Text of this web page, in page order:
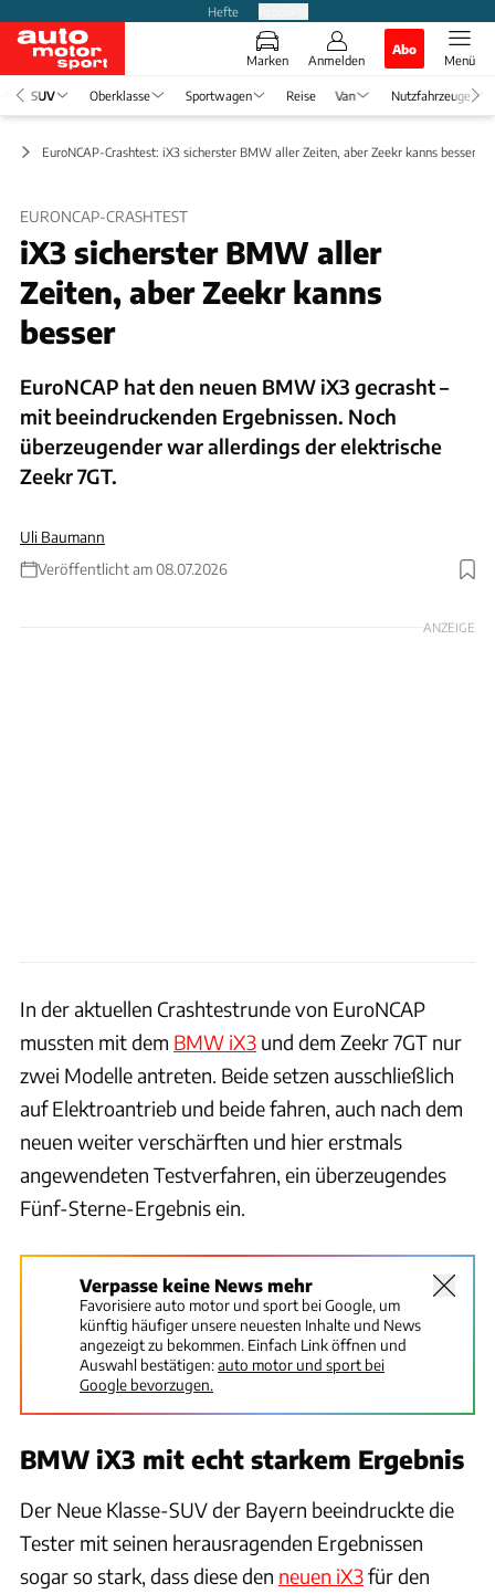
Hefte
Marken Anmelden
Abo
Menü
SUV Oberklasse Sportwagen Reise Van Nutzfahrzeuge
EuroNCAP-Crashtest: iX3 sicherster BMW aller Zeiten, aber Zeekr kanns besser
EURONCAP-CRASHTEST
iX3 sicherster BMW aller
Zeiten, aber Zeekr kanns
besser
EuroNCAP hat den neuen BMW iX3 gecrasht –
mit beeindruckenden Ergebnissen. Noch
überzeugender war allerdings der elektrische
Zeekr 7GT.
Uli Baumann
Veröffentlicht am 08.07.2026
Foto: EuroNCAP Crashtest
ANZEIGE
In der aktuellen Crashtestrunde von EuroNCAP
mussten mit dem BMW iX3 und dem Zeekr 7GT nur
zwei Modelle antreten. Beide setzen ausschließlich
auf Elektroantrieb und beide fahren, auch nach dem
neuen weiter verschärften und hier erstmals
angewendeten Testverfahren, ein überzeugendes
Fünf-Sterne-Ergebnis ein.
Verpasse keine News mehr
Favorisiere auto motor und sport bei Google, um
künftig häufiger unsere neuesten Inhalte und News
angezeigt zu bekommen. Einfach Link öffnen und
Auswahl bestätigen:auto motor und sport bei
Google bevorzugen.
BMW iX3 mit echt starkem Ergebnis
Der Neue Klasse-SUV der Bayern beeindruckte die
Tester mit seinen herausragenden Ergebnissen
sogar so stark, dass diese den neuen iX3für den